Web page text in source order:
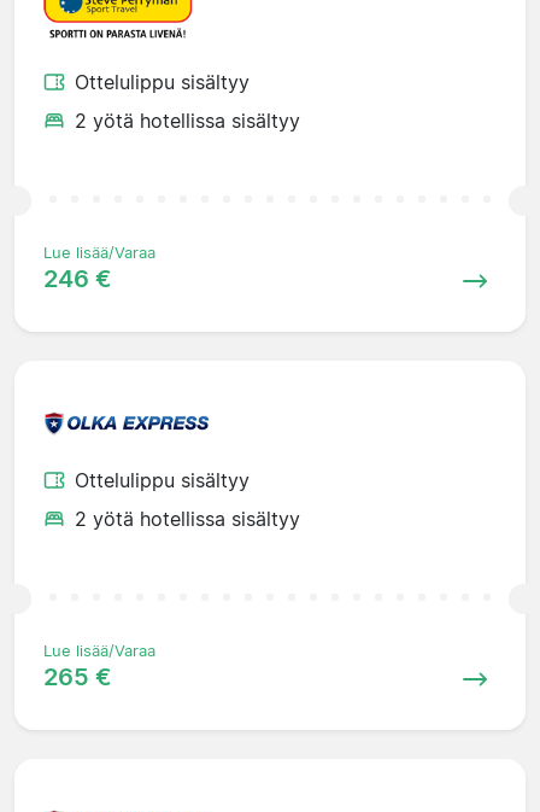
Ottelulippu sisältyy
2 yötä hotellissa sisältyy
Lue lisää/Varaa
246 €
Ottelulippu sisältyy
2 yötä hotellissa sisältyy
Lue lisää/Varaa
265 €